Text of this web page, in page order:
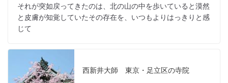
それが突如戻ってきたのは、北の山の中を歩いていると漠然
と皮膚が知覚していたその存在を、いつもよりはっきりと感
じて
西新井大師 東京・足立区の寺院